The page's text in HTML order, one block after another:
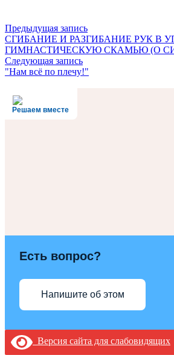
Предыдущая запись
СГИБАНИЕ И РАЗГИБАНИЕ РУК В
ГИМНАСТИЧЕСКУЮ СКАМЬЮ (О
Следующая запись
"Нам всё по плечу!"
Решаем вместе
Есть вопрос?
Напишите об этом
Версия сайта для слабовидящих